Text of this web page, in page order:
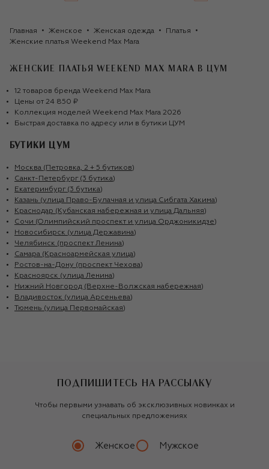
Главная Женское Женская одежда
Платья
Женские платья Weekend Max Mara
ЖЕНСКИЕ ПЛАТЬЯ WEEKEND MAX MARA В ЦУМ
12 товаров бренда Weekend Max Mara
Цены от 24 850 ₽
Коллекция моделей Weekend Max Mara 2026
Быстрая доставка по адресу или в бутики ЦУМ
БУТИКИ ЦУМ
Москва (Петровка, 2 + 5 бутиков)
Санкт-Петербург (3 бутика)
Екатеринбург (3 бутика)
Казань (улица Право-Булачная и улица Сибгата Хакима)
Краснодар (Кубанская набережная и улица Дальняя)
Сочи (Олимпийский проспект и улица Орджоникидзе)
Новосибирск (улица Державина)
Челябинск (проспект Ленина)
Самара (Красноармейская улица)
Ростов-на-Дону (проспект Чехова)
Красноярск (улица Ленина)
Нижний Новгород (Верхне-Волжская набережная)
Владивосток (улица Арсеньева)
Тюмень (улица Первомайская)
ПОДПИШИТЕСЬ НА РАССЫЛКУ
Чтобы первыми узнавать об эксклюзивных новинках и
специальных предложениях
Женское Мужское